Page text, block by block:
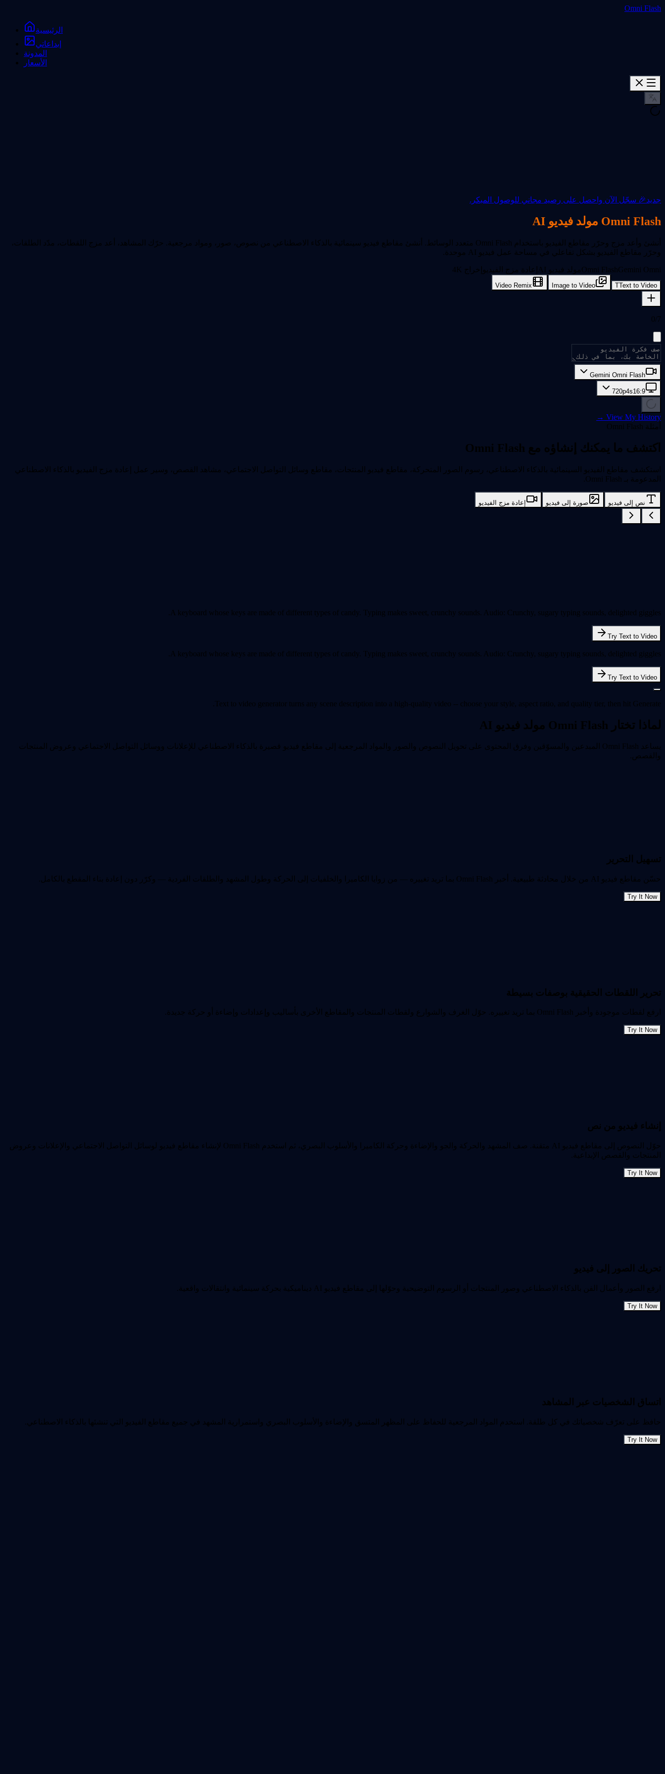
Omni Flash
الرئيسية
إبداعاتي
المدونة
الأسعار
جديد🎉 سجّل الآن واحصل على رصيد مجاني للوصول المبكر.
Omni Flash مولد فيديو AI
أنشئ وأعد مزج وحرّر مقاطع الفيديو باستخدام Omni Flash متعدد الوسائط. أنشئ مقاطع فيديو سينمائية بالذكاء الاصطناعي من نصوص، صور، ومواد مرجعية. حرّك المشاهد، أعد مزج اللقطات، مدّد الطلقات،
وحرّر مقاطع الفيديو بشكل تفاعلي في مساحة عمل فيديو AI موحدة.
Omni FlashGemini Omni مولد فيديو AI إعادة مزج الفيديو إخراج 4K
TText to Video
Image to Video
Video Remix
0/7
Gemini Omni Flash
16:9
720p4s
View My History →
أمثلة Omni Flash
اكتشف ما يمكنك إنشاؤه مع Omni Flash
استكشف مقاطع الفيديو السينمائية بالذكاء الاصطناعي، رسوم الصور المتحركة، مقاطع فيديو المنتجات، مقاطع وسائل التواصل الاجتماعي، مشاهد القصص، وسير عمل إعادة مزج الفيديو بالذكاء الاصطناعي
المدعومة بـ Omni Flash.
نص إلى فيديو صورة إلى فيديو إعادة مزج الفيديو
A keyboard whose keys are made of different types of candy. Typing makes sweet, crunchy sounds. Audio: Crunchy, sugary typing sounds, delighted giggles.
Try Text to Video
A keyboard whose keys are made of different types of candy. Typing makes sweet, crunchy sounds. Audio: Crunchy, sugary typing sounds, delighted giggles.
Try Text to Video
Text to video generator turns any scene description into a high-quality video -- choose your style, aspect ratio, and quality tier, then hit Generate.
لماذا تختار Omni Flash مولد فيديو AI
يساعد Omni Flash المبدعين والمسوّقين وفرق المحتوى على تحويل النصوص والصور والمواد المرجعية إلى مقاطع فيديو قصيرة بالذكاء الاصطناعي للإعلانات ووسائل التواصل الاجتماعي وعروض المنتجات
والقصص.
تسهيل التحرير
حسّن مقاطع فيديو AI من خلال محادثة طبيعية. أخبر Omni Flash بما تريد تغييره — من زوايا الكاميرا والخلفيات إلى الحركة وطول المشهد والطلقات الفردية — وكرّر دون إعادة بناء المقطع بالكامل.
Try It Now
تحرير اللقطات الحقيقية بوصفات بسيطة
ارفع لقطات موجودة وأخبر Omni Flash بما تريد تغييره. حوّل الغرف والشوارع ولقطات المنتجات والمقاطع الأخرى بأساليب وإعدادات وإضاءة أو حركة جديدة.
Try It Now
إنشاء فيديو من نص
حوّل النصوص إلى مقاطع فيديو AI متقنة. صف المشهد والحركة والجو والإضاءة وحركة الكاميرا والأسلوب البصري، ثم استخدم Omni Flash لإنشاء مقاطع فيديو لوسائل التواصل الاجتماعي والإعلانات وعروض
المنتجات والقصص الإبداعية.
Try It Now
تحريك الصور إلى فيديو
ارفع الصور وأعمال الفن بالذكاء الاصطناعي وصور المنتجات أو الرسوم التوضيحية وحوّلها إلى مقاطع فيديو AI ديناميكية بحركة سينمائية وانتقالات واقعية.
Try It Now
اتساق الشخصيات عبر المشاهد
حافظ على تعرّف شخصياتك في كل طلقة. استخدم المواد المرجعية للحفاظ على المظهر المتسق والإضاءة والأسلوب البصري واستمرارية المشهد في جميع مقاطع الفيديو التي تنشئها بالذكاء الاصطناعي.
Try It Now